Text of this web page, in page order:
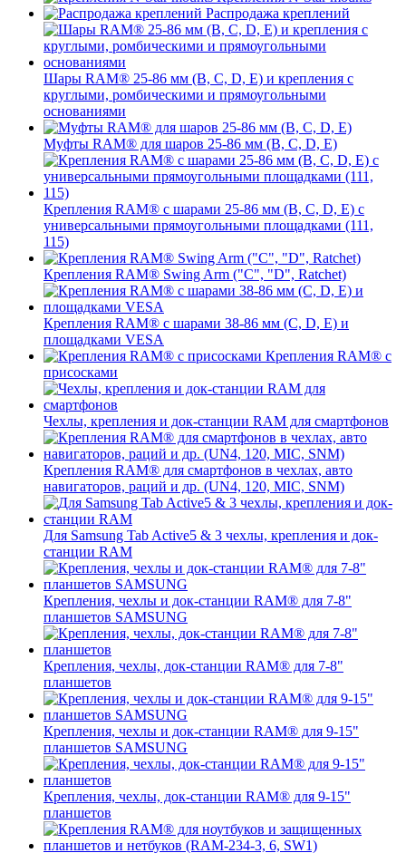
Распродажа креплений
Шары RAM® 25-86 мм (B, C, D, E) и крепления с
круглыми, ромбическими и прямоугольными
основаниями
Муфты RAM® для шаров 25-86 мм (B, C, D, E)
Крепления RAM® с шарами 25-86 мм (B, C, D, E) с
универсальными прямоугольными площадками (111,
115)
Крепления RAM® Swing Arm ("C", "D", Ratchet)
Крепления RAM® с шарами 38-86 мм (C, D, E) и
площадками VESA
Крепления RAM® с
присосками
Чехлы, крепления и док-станции RAM для смартфонов
Крепления RAM® для смартфонов в чехлах, авто
навигаторов, раций и др. (UN4, 120, MIC, SNM)
Для Samsung Tab Active5 & 3 чехлы, крепления и док-
станции RAM
Крепления, чехлы и док-станции RAM® для 7-8"
планшетов SAMSUNG
Крепления, чехлы, док-станции RAM® для 7-8"
планшетов
Крепления, чехлы и док-станции RAM® для 9-15"
планшетов SAMSUNG
Крепления, чехлы, док-станции RAM® для 9-15"
планшетов